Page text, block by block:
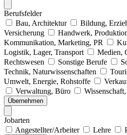
Berufsfelder
Bau, Architektur
Bildung,
Versicherung
Handwerk,
Kommunikation, Marketing, PR
Logistik, Lager, Transport
Medien,
Rechtswesen
Sonstige Berufe
Technik, Naturwissenschaften
Umwelt, Energie, Rohstoffe
Verwaltung, Büro
Übernehmen
Jobarten
Angestellter/Arbeiter
Lehre